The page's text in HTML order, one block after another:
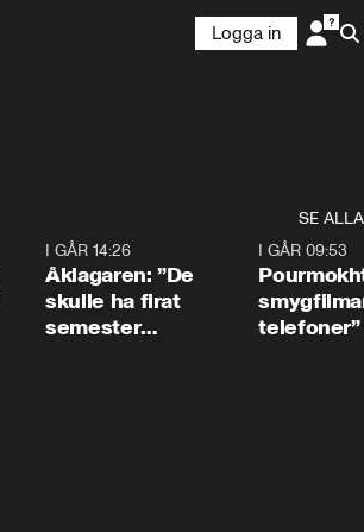
Logga in
SE ALLA
I GÅR 14:26
Åklagaren: ”De
skulle ha firat
semester
I GÅR 09:53
telefoner”